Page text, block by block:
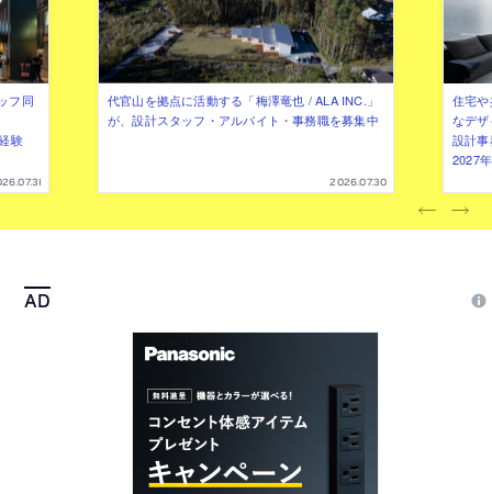
フ同
験
代官山を拠点に活動する「梅澤竜也 / ALA INC.」
が、設計スタッフ・アルバイト・事務職を募集中
2026.07.30
住宅
なデ
設計
2027